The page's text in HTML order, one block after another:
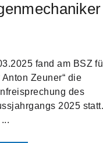
fand am BSZ
Anton Zeuner“ die
des
2025